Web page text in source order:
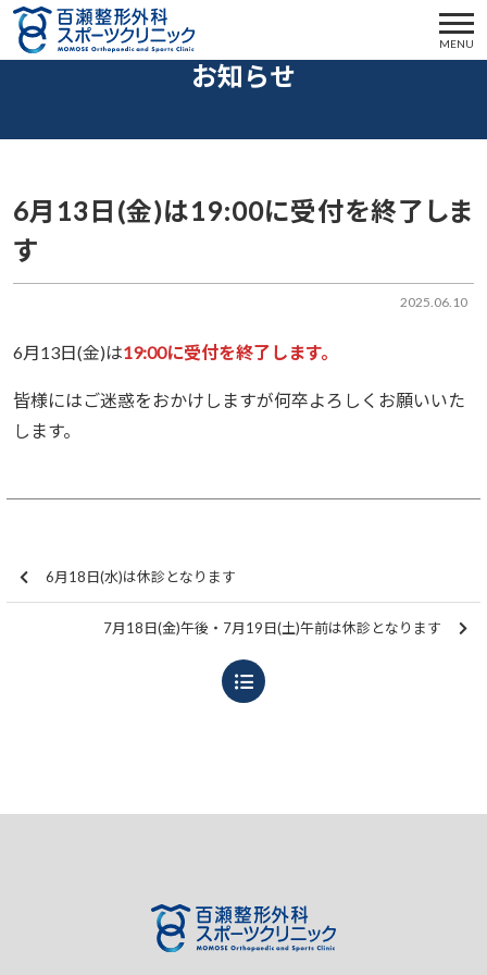
MENU
お知らせ
2025.06.10
6月13日(金)は19:00に受付を終了しま
す
6月13日(金)は19:00に受付を終了します。
皆様にはご迷惑をおかけしますが何卒よろしくお願いいた
します。
6月18日(水)は休診となります
7月18日(金)午後・7月19日(土)午前は休診となります